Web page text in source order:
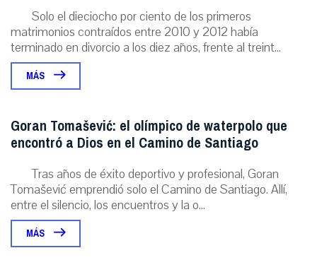
Solo el dieciocho por ciento de los primeros
matrimonios contraídos entre 2010 y 2012 había
terminado en divorcio a los diez años, frente al treint...
MÁS
Goran Tomašević: el olímpico de waterpolo que
encontró a Dios en el Camino de Santiago
Tras años de éxito deportivo y profesional, Goran
Tomašević emprendió solo el Camino de Santiago. Allí,
entre el silencio, los encuentros y la o...
MÁS